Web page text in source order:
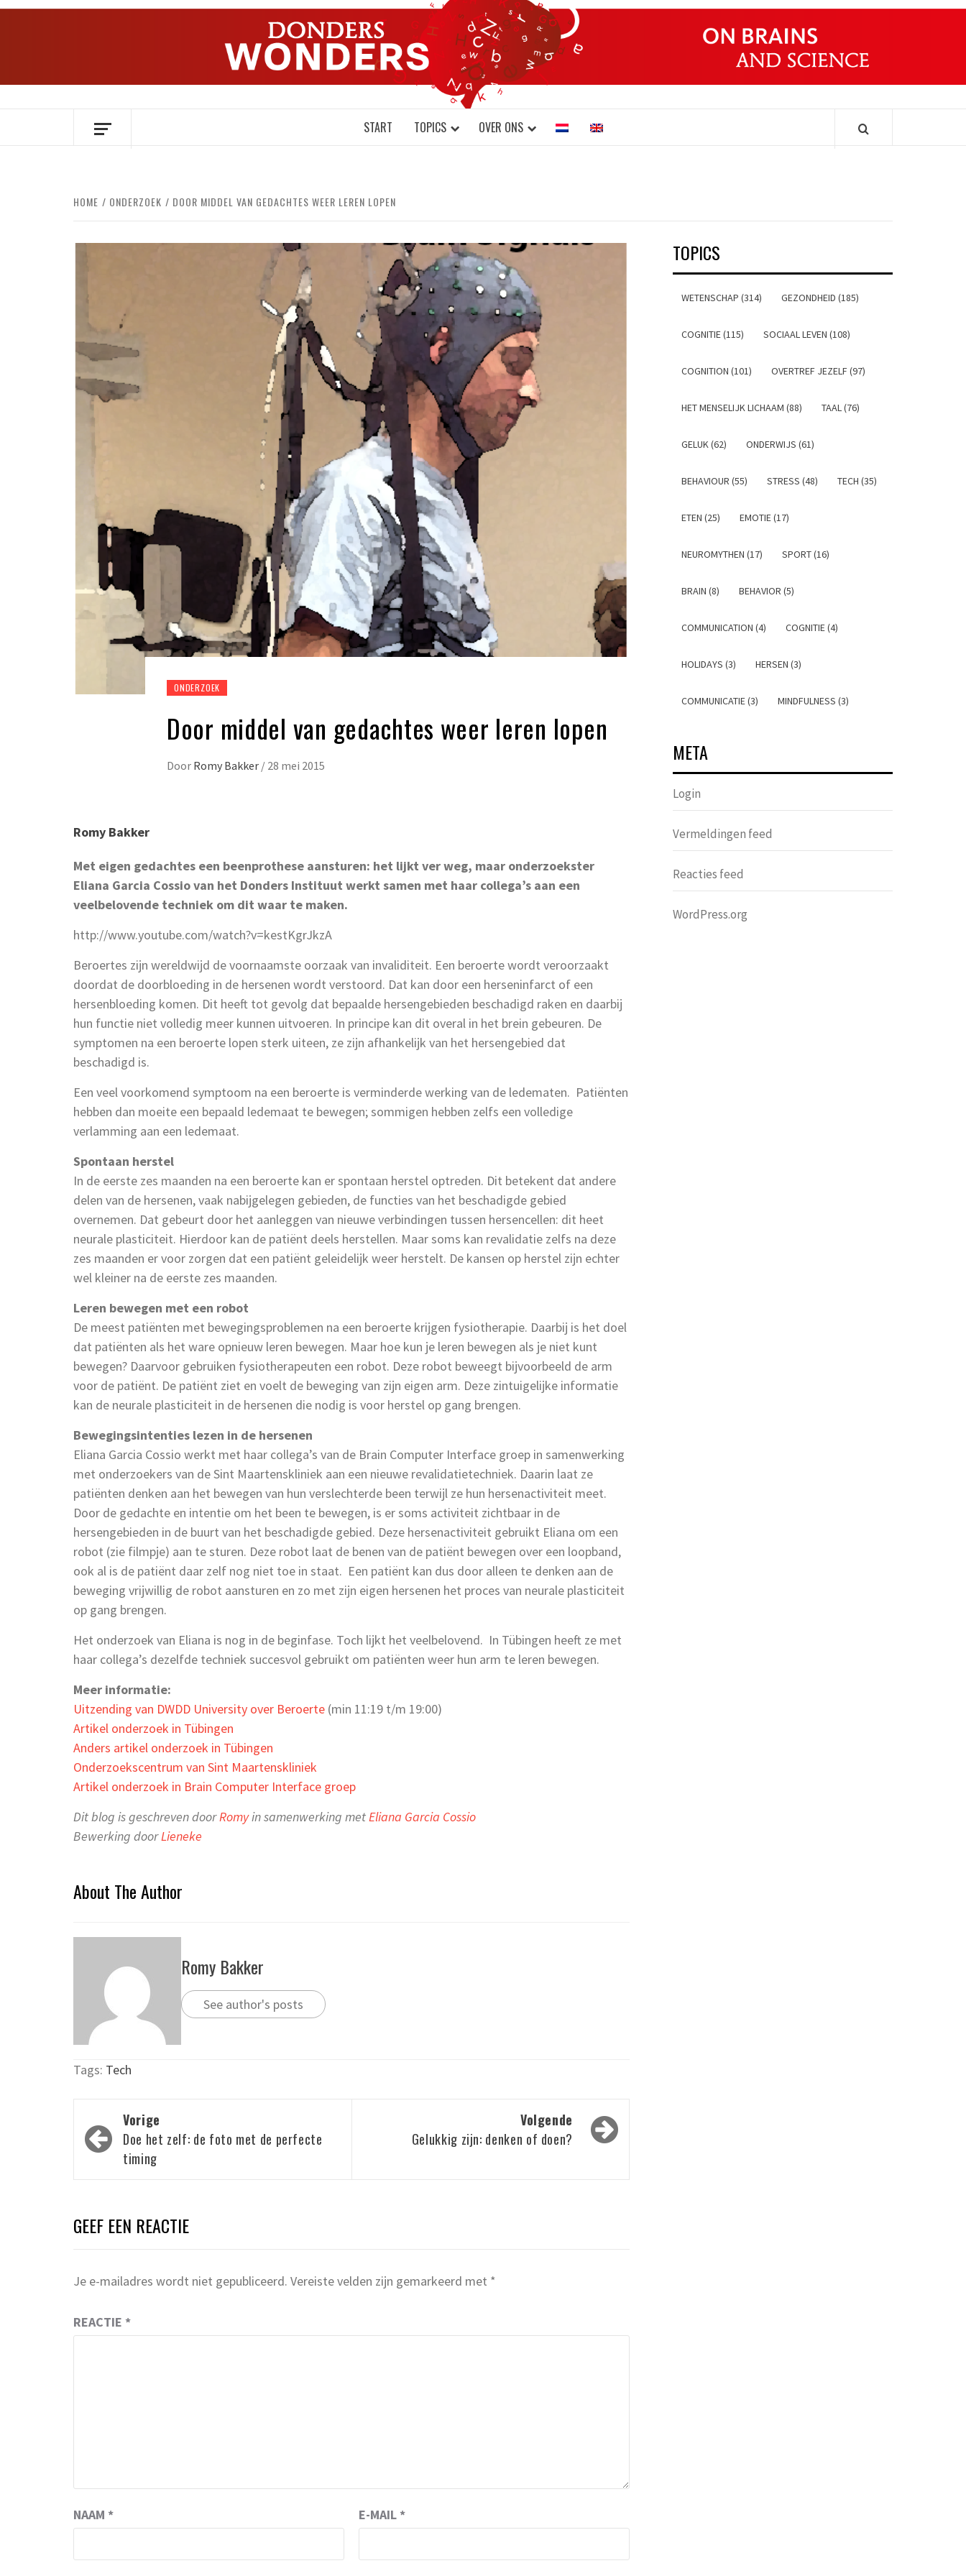
Ga
DONDERS WONDERS
OVER HERSENEN EN WETENSCHAP // ON BRAINS AND SCIENCE
START TOPICS OVER ONS
HOME ONDERZOEK DOOR MIDDEL VAN GEDACHTES WEER LEREN LOPEN
ONDERZOEK
Door middel van gedachtes weer leren lopen
Door Romy Bakker / 28 mei 2015
Romy Bakker
Met eigen gedachtes een beenprothese aansturen: het lijkt ver weg, maar onderzoekster
Eliana Garcia Cossio van het Donders Instituut werkt samen met haar collega’s aan een
veelbelovende techniek om dit waar te maken.
http://www.youtube.com/watch?v=kestKgrJkzA
Beroertes zijn wereldwijd de voornaamste oorzaak van invaliditeit. Een beroerte wordt veroorzaakt
doordat de doorbloeding in de hersenen wordt verstoord. Dat kan door een herseninfarct of een
hersenbloeding komen. Dit heeft tot gevolg dat bepaalde hersengebieden beschadigd raken en daarbij
hun functie niet volledig meer kunnen uitvoeren. In principe kan dit overal in het brein gebeuren. De
symptomen na een beroerte lopen sterk uiteen, ze zijn afhankelijk van het hersengebied dat
beschadigd is.
Een veel voorkomend symptoom na een beroerte is verminderde werking van de ledematen. Patiënten
hebben dan moeite een bepaald ledemaat te bewegen; sommigen hebben zelfs een volledige
verlamming aan een ledemaat.
Spontaan herstel
In de eerste zes maanden na een beroerte kan er spontaan herstel optreden. Dit betekent dat andere
delen van de hersenen, vaak nabijgelegen gebieden, de functies van het beschadigde gebied
overnemen. Dat gebeurt door het aanleggen van nieuwe verbindingen tussen hersencellen: dit heet
neurale plasticiteit. Hierdoor kan de patiënt deels herstellen. Maar soms kan revalidatie zelfs na deze
zes maanden er voor zorgen dat een patiënt geleidelijk weer herstelt. De kansen op herstel zijn echter
wel kleiner na de eerste zes maanden.
Leren bewegen met een robot
De meest patiënten met bewegingsproblemen na een beroerte krijgen fysiotherapie. Daarbij is het doel
dat patiënten als het ware opnieuw leren bewegen. Maar hoe kun je leren bewegen als je niet kunt
bewegen? Daarvoor gebruiken fysiotherapeuten een robot. Deze robot beweegt bijvoorbeeld de arm
voor de patiënt. De patiënt ziet en voelt de beweging van zijn eigen arm. Deze zintuigelijke informatie
kan de neurale plasticiteit in de hersenen die nodig is voor herstel op gang brengen.
Bewegingsintenties lezen in de hersenen
Eliana Garcia Cossio werkt met haar collega’s van de Brain Computer Interface groep in samenwerking
met onderzoekers van de Sint Maartenskliniek aan een nieuwe revalidatietechniek. Daarin laat ze
patiënten denken aan het bewegen van hun verslechterde been terwijl ze hun hersenactiviteit meet.
Door de gedachte en intentie om het been te bewegen, is er soms activiteit zichtbaar in de
hersengebieden in de buurt van het beschadigde gebied. Deze hersenactiviteit gebruikt Eliana om een
robot (zie filmpje) aan te sturen. Deze robot laat de benen van de patiënt bewegen over een loopband,
ook al is de patiënt daar zelf nog niet toe in staat. Een patiënt kan dus door alleen te denken aan de
beweging vrijwillig de robot aansturen en zo met zijn eigen hersenen het proces van neurale plasticiteit
op gang brengen.
Het onderzoek van Eliana is nog in de beginfase. Toch lijkt het veelbelovend. In Tübingen heeft ze met
haar collega’s dezelfde techniek succesvol gebruikt om patiënten weer hun arm te leren bewegen.
Meer informatie:
Uitzending van DWDD University over Beroerte (min 11:19 t/m 19:00)
Artikel onderzoek in Tübingen
Anders artikel onderzoek in Tübingen
Onderzoekscentrum van Sint Maartenskliniek
Artikel onderzoek in Brain Computer Interface groep
Dit blog is geschreven doorRomyin samenwerking metEliana Garcia Cossio
Bewerking doorLieneke
About The Author
Romy Bakker
See author's posts
Tags: Tech
Bericht
navigatie
Vorige
Doe het zelf: de foto met de perfecte
timing
Volgende
Gelukkig zijn: denken of doen?
GEEF EEN REACTIE
Je e-mailadres wordt niet gepubliceerd. Vereiste velden zijn gemarkeerd met *
REACTIE *
NAAM * E-MAIL *
TOPICS
WETENSCHAP (314) GEZONDHEID (185)
COGNITIE (115) SOCIAAL LEVEN (108)
COGNITION (101) OVERTREF JEZELF (97)
HET MENSELIJK LICHAAM (88) TAAL (76)
GELUK (62) ONDERWIJS (61)
BEHAVIOUR (55) STRESS (48) TECH (35)
ETEN (25) EMOTIE (17)
NEUROMYTHEN (17) SPORT (16)
BRAIN (8) BEHAVIOR (5)
COMMUNICATION (4) COGNITIE (4)
HOLIDAYS (3) HERSEN (3)
COMMUNICATIE (3) MINDFULNESS (3)
META
Login
Vermeldingen feed
Reacties feed
WordPress.org